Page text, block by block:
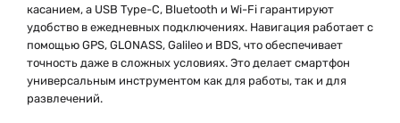
касанием, а USB Type-C, Bluetooth и Wi-Fi гарантируют
удобство в ежедневных подключениях. Навигация работает с
помощью GPS, GLONASS, Galileo и BDS, что обеспечивает
точность даже в сложных условиях. Это делает смартфон
универсальным инструментом как для работы, так и для
развлечений.